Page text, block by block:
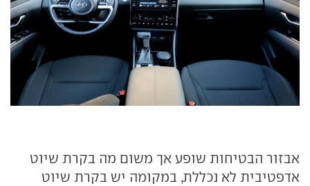
אבזור הבטיחות שופע אך משום מה בקרת שיוט
אדפטיבית לא נכללת, במקומה יש בקרת שיוט